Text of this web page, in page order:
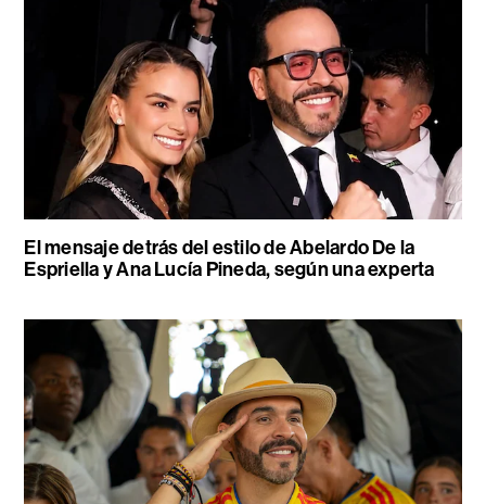
El mensaje detrás del estilo de Abelardo De la
Espriella y Ana Lucía Pineda, según una experta